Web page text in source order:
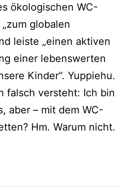
öko­lo­gi­schen WC-
glo­ba­len
leis­te „einen akti­ven
einer lebens­wer­ten
Kinder“. Yuppiehu.
falsch ver­steht: Ich bin
aber – mit dem WC-
Hm. Warum nicht.